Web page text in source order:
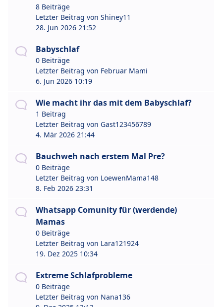
8 Beiträge
Letzter Beitrag von Shiney11
28. Jun 2026 21:52
Babyschlaf
0 Beiträge
Letzter Beitrag von Februar Mami
6. Jun 2026 10:19
Wie macht ihr das mit dem Babyschlaf?
1 Beitrag
Letzter Beitrag von Gast123456789
4. Mär 2026 21:44
Bauchweh nach erstem Mal Pre?
0 Beiträge
Letzter Beitrag von LoewenMama148
8. Feb 2026 23:31
Whatsapp Comunity für (werdende)
Mamas
0 Beiträge
Letzter Beitrag von Lara121924
19. Dez 2025 10:34
Extreme Schlafprobleme
0 Beiträge
Letzter Beitrag von Nana136